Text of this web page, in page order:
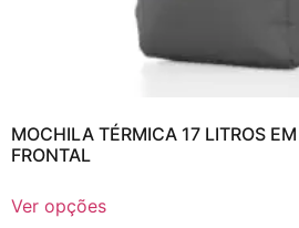
MOCHILA TÉRMICA 17 LITROS
FRONTAL
Ver opções